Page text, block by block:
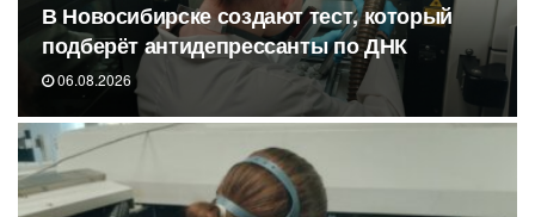
В Новосибирске создают тест, который
подберёт антидепрессанты по ДНК
06.08.2026